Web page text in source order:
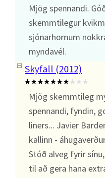
Mjög spennandi.
skemmtilegur
sjónarhornum
myndavél.
Skyfall (2012)
Mjög skemmtileg
spennandi, fyndin,
liners... Javier
kallinn -
Stóð alveg fyrir
til að gera hana